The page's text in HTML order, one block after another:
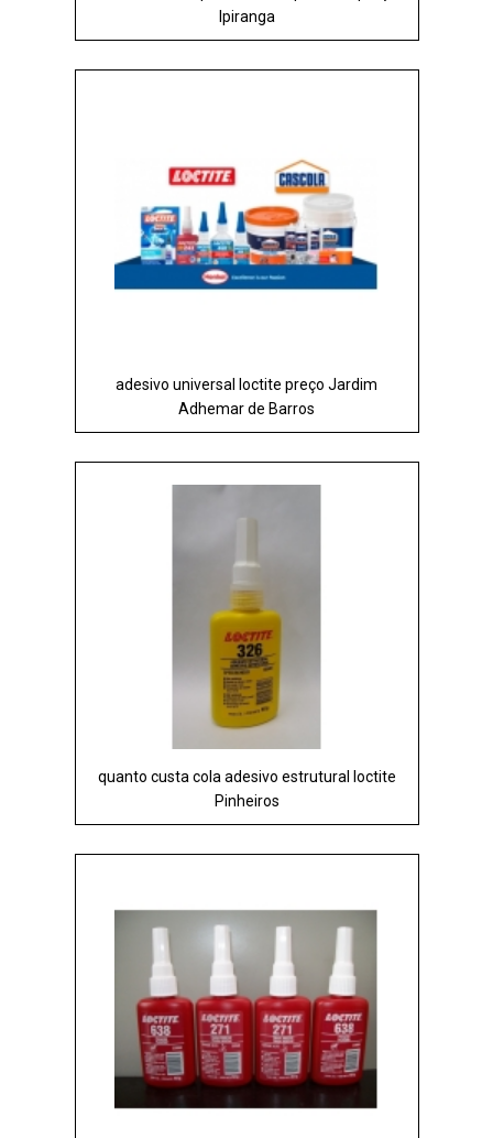
Ipiranga
adesivo universal loctite preço Jardim
Adhemar de Barros
quanto custa cola adesivo estrutural loctite
Pinheiros